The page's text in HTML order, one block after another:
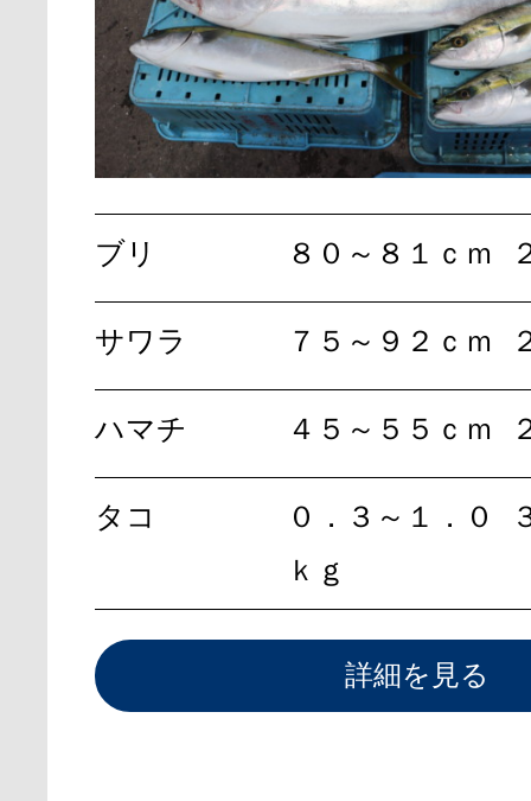
ブリ ８０～８１ｃｍ
サワラ ７５～９２ｃｍ
ハマチ ４５～５５ｃｍ
タコ
０．３～１．０
ｋｇ
詳細を見る